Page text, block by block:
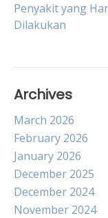
Penyakit yang
Dilakukan
Archives
March 2026
February 2026
January 2026
December 2025
December 2024
November 2024